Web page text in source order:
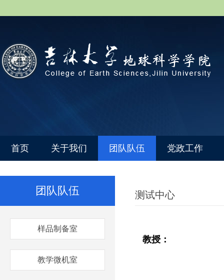
首页 关于我们 团队队伍 党政工作
团队队伍
样品制备室
教学微机室
测试中心
教授：